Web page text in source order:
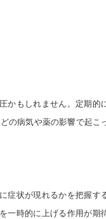
かもしれません。定期的
の病気や薬の影響で起こ
症状が現れるかを把握す
一時的に上げる作用が期